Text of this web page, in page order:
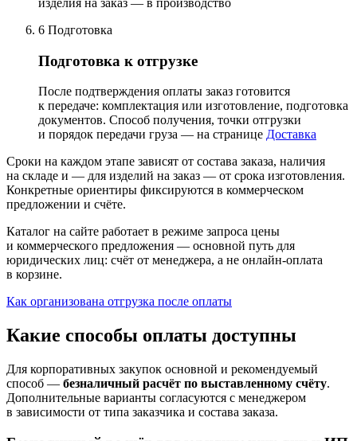
6 Подготовка
Подготовка к отгрузке
После подтверждения оплаты заказ готовится
к передаче: комплектация или изготовление, подготовка
документов. Способ получения, точки отгрузки
и порядок передачи груза — на странице Доставка
Сроки на каждом этапе зависят от состава заказа, наличия
на складе и — для изделий на заказ — от срока изготовления.
Конкретные ориентиры фиксируются в коммерческом
предложении и счёте.
Каталог на сайте работает в режиме запроса цены
и коммерческого предложения — основной путь для
юридических лиц: счёт от менеджера, а не онлайн-оплата
в корзине.
Как организована отгрузка после оплаты
Какие способы оплаты доступны
Для корпоративных закупок основной и рекомендуемый
способ — безналичный расчёт по выставленному счёту.
Дополнительные варианты согласуются с менеджером
в зависимости от типа заказчика и состава заказа.